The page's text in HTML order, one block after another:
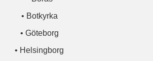
• Botkyrka
• Göteborg
• Helsingborg